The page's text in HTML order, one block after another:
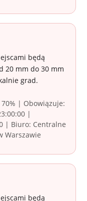
będą
20 mm do 30 mm
grad.
| Obowiązuje:
|
| Biuro: Centralne
Warszawie
będą